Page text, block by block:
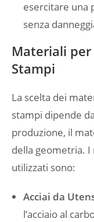
esercitare una
senza
Materiali
Stampi
La scelta dei
stampi dipende
produzione, il
della geometria.
utilizzati sono:
Acciai da
l’acciaio al